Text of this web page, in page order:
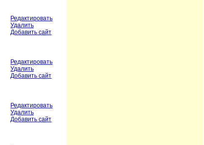
Редактировать
Удалить
Добавить сайт
Редактировать
Удалить
Добавить сайт
Редактировать
Удалить
Добавить сайт